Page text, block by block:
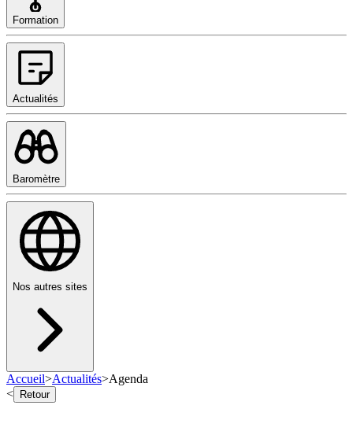
Formation
Actualités
Baromètre
Nos autres sites
Accueil>Actualités>Agenda
<
Retour